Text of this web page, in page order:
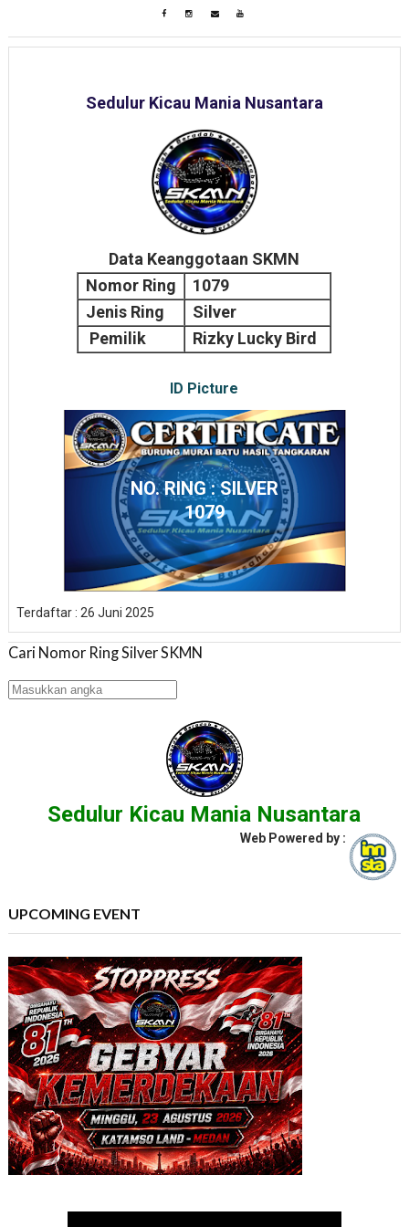
Sedulur Kicau Mania Nusantara
Data Keanggotaan SKMN
Nomor Ring
1079
Jenis Ring
Silver
Pemilik
Rizky Lucky Bird
ID Picture
NO. RING : SILVER
1079
Terdaftar : 26 Juni 2025
Cari Nomor Ring Silver SKMN
Sedulur Kicau Mania Nusantara
Web Powered by :
UPCOMING EVENT